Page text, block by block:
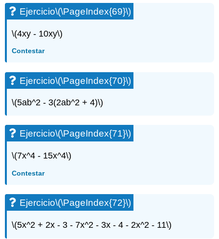
Ejercicio\(\PageIndex{69}\)
\(4xy - 10xy\)
Contestar
Ejercicio\(\PageIndex{70}\)
\(5ab^2 - 3(2ab^2 + 4)\)
Ejercicio\(\PageIndex{71}\)
\(7x^4 - 15x^4\)
Contestar
Ejercicio\(\PageIndex{72}\)
\(5x^2 + 2x - 3 - 7x^2 - 3x - 4 - 2x^2 - 11\)